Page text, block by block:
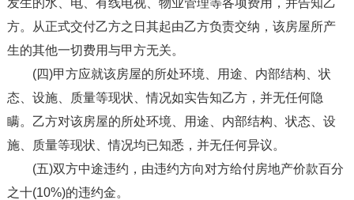
发生的水、电、有线电视、物业管理等各项费用，并告知乙
方。从正式交付乙方之日其起由乙方负责交纳，该房屋所产
生的其他一切费用与甲方无关。
(四)甲方应就该房屋的所处环境、用途、内部结构、状
态、设施、质量等现状、情况如实告知乙方，并无任何隐
瞒。乙方对该房屋的所处环境、用途、内部结构、状态、设
施、质量等现状、情况均已知悉，并无任何异议。
(五)双方中途违约，由违约方向对方给付房地产价款百分
之十(10%)的违约金。